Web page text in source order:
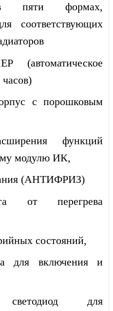
в пяти формах,
соответствующих
(автоматическое
с порошковым
функций
модулю ИК,
(АНТИФРИЗ)
от перегрева
состояний,
для включения и
светодиод для